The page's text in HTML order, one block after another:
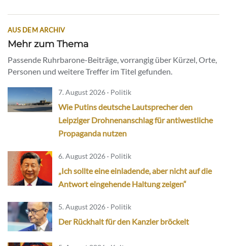
AUS DEM ARCHIV
Mehr zum Thema
Passende Ruhrbarone-Beiträge, vorrangig über Kürzel, Orte,
Personen und weitere Treffer im Titel gefunden.
7. August 2026 · Politik
Wie Putins deutsche Lautsprecher den
Leipziger Drohnenanschlag für antiwestliche
Propaganda nutzen
6. August 2026 · Politik
„Ich sollte eine einladende, aber nicht auf die
Antwort eingehende Haltung zeigen“
5. August 2026 · Politik
Der Rückhalt für den Kanzler bröckelt